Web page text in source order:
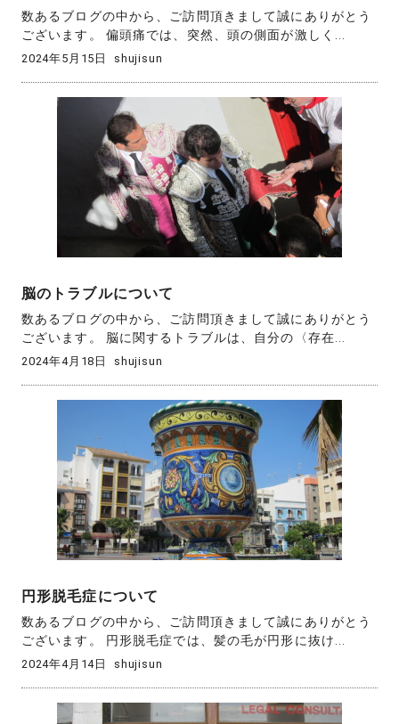
数あるブログの中から、ご訪問頂きまして誠にありがとう
ございます。 偏頭痛では、突然、頭の側面が激しく...
2024年5月15日 shujisun
脳のトラブルについて
数あるブログの中から、ご訪問頂きまして誠にありがとう
ございます。 脳に関するトラブルは、自分の〈存在...
2024年4月18日 shujisun
円形脱毛症について
数あるブログの中から、ご訪問頂きまして誠にありがとう
ございます。 円形脱毛症では、髪の毛が円形に抜け...
2024年4月14日 shujisun